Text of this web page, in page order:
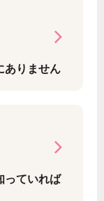
ありません
っていれば